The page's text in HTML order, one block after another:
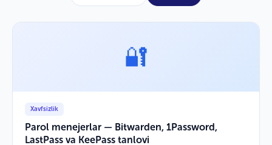
🔐
Xavfsizlik
Parol menejerlar — Bitwarden, 1Password,
LastPass va KeePass tanlovi